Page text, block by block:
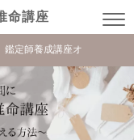
命講座
鑑定師養成講座オ